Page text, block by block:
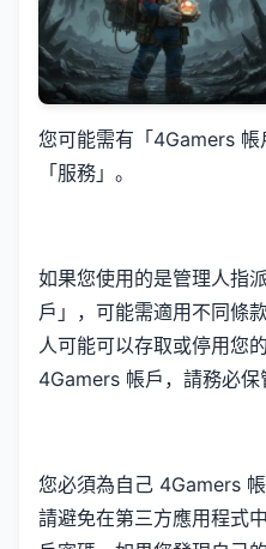
您可能需有「4Gamers
「服務」。
如果您使用的是管理人指
戶」，可能需適用不同條
人可能可以存取或停用您
4Gamers 帳戶，請務必保
您必須為自己 4Gamers
請避免在第三方應用程式